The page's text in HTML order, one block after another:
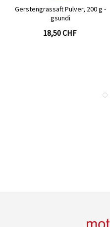
Gerstengrassaft Pulver, 200 g -
gsundi
18,50 CHF